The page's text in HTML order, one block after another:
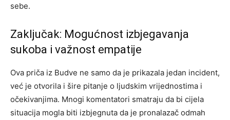
sebe.
Zaključak: Mogućnost izbjegavanja
sukoba i važnost empatije
Ova priča iz Budve ne samo da je prikazala jedan incident,
već je otvorila i šire pitanje o ljudskim vrijednostima i
očekivanjima. Mnogi komentatori smatraju da bi cijela
situacija mogla biti izbjegnuta da je pronalazač odmah